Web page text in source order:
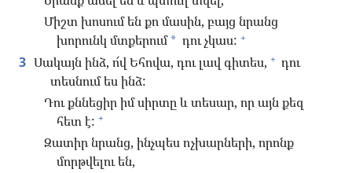
Միշտ խոսում են քո մասին, բայց նրանց
խորունկ մտքերում * դու չկաս: +
3 Սակայն ինձ, ո՜վ Եհովա, դու լավ գիտես, + դու
տեսնում ես ինձ:
Դու քննեցիր իմ սիրտը և տեսար, որ այն քեզ
հետ է: +
Զատիր նրանց, ինչպես ոչխարների, որոնք
մորթվելու են,